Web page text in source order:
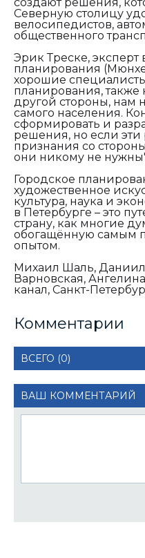
Северную столицу
велосипедистов,
общественного
Эрик Треске, эксперт
планирования
хорошие
планирования, также
другой стороны, нам
самого населения.
сформировать и
решения, но если
признания со
они никому не
Городское
художественное
культура, наука и
в Петербурге – это
страну, как многие
обогащённую самым
опытом.
Михаил Шаль,
Варновская,
канал, Санкт-
Комментарии
ВСЕГО (0)
ВАШ КОММЕНТАРИЙ